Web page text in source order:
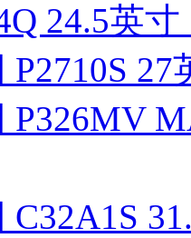
24.5英
P2710S
P326MV
C32A1S